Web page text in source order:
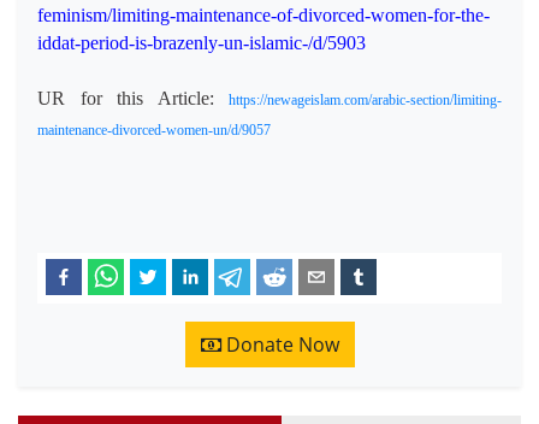
feminism/limiting-maintenance-of-divorced-women-for-the-
iddat-period-is-brazenly-un-islamic-/d/5903
UR for this Article:
https://newageislam.com/arabic-section/limiting-
maintenance-divorced-women-un/d/9057
Donate Now